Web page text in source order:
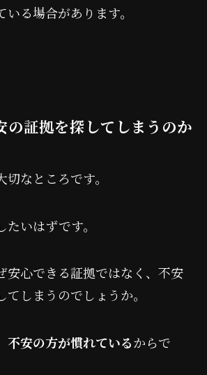
る場合があります。
の証拠を探してしまうのか
なところです。
いはずです。
安心できる証拠ではなく、不安
しまうのでしょうか。
不安の方が慣れているからで